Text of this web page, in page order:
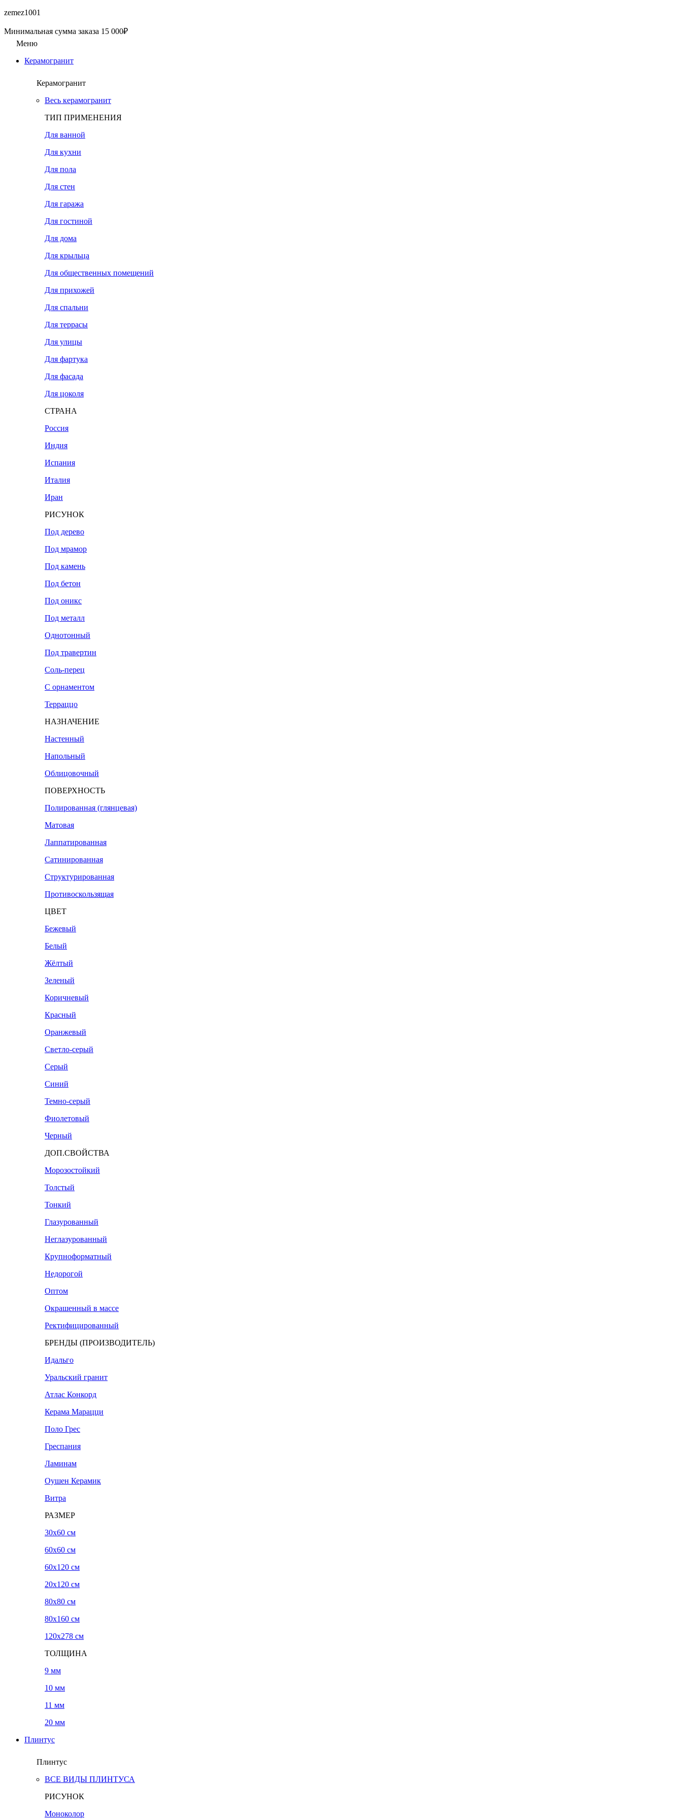
zemez1001
Минимальная сумма заказа 15 000₽
Меню
Керамогранит
Керамогранит
Весь керамогранит
ТИП ПРИМЕНЕНИЯ
Для ванной
Для кухни
Для пола
Для стен
Для гаража
Для гостиной
Для дома
Для крыльца
Для общественных помещений
Для прихожей
Для спальни
Для террасы
Для улицы
Для фартука
Для фасада
Для цоколя
СТРАНА
Россия
Индия
Испания
Италия
Иран
РИСУНОК
Под дерево
Под мрамор
Под камень
Под бетон
Под оникс
Под металл
Однотонный
Под травертин
Соль-перец
С орнаментом
Терраццо
НАЗНАЧЕНИЕ
Настенный
Напольный
Облицовочный
ПОВЕРХНОСТЬ
Полированная (глянцевая)
Матовая
Лаппатированная
Сатинированная
Структурированная
Противоскользящая
ЦВЕТ
Бежевый
Белый
Жёлтый
Зеленый
Коричневый
Красный
Оранжевый
Светло-серый
Серый
Синий
Темно-серый
Фиолетовый
Черный
ДОП.СВОЙСТВА
Морозостойкий
Толстый
Тонкий
Глазурованный
Неглазурованный
Крупноформатный
Недорогой
Оптом
Окрашенный в массе
Ректифицированный
БРЕНДЫ (ПРОИЗВОДИТЕЛЬ)
Идальго
Уральский гранит
Атлас Конкорд
Керама Марацци
Поло Грес
Греспания
Ламинам
Оушен Керамик
Витра
РАЗМЕР
30x60 см
60x60 см
60x120 см
20х120 см
80x80 см
80x160 см
120х278 см
ТОЛЩИНА
9 мм
10 мм
11 мм
20 мм
Плинтус
Плинтус
ВСЕ ВИДЫ ПЛИНТУСА
РИСУНОК
Моноколор